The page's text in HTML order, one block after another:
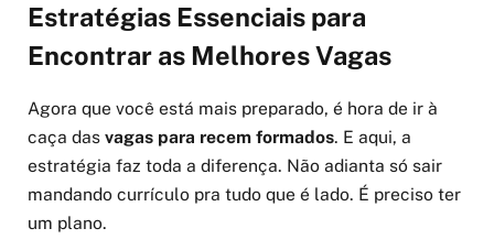
Estratégias Essenciais para
Encontrar as Melhores Vagas
Agora que você está mais preparado, é hora de ir à
caça das vagas para recem formados. E aqui, a
estratégia faz toda a diferença. Não adianta só sair
mandando currículo pra tudo que é lado. É preciso ter
um plano.